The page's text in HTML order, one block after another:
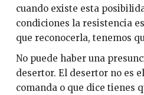
cuando existe esta
condiciones la resistencia
que reconocerla, tenemos
No puede haber una
desertor. El desertor no es
comanda o que dice tienes